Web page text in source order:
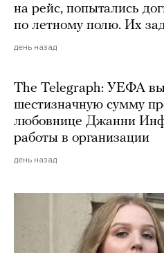
на рейс, попытались
по летному полю. Их
день назад
The Telegraph: УЕФА
шестизначную сумму
любовнице Джанни
работы в организации
день назад